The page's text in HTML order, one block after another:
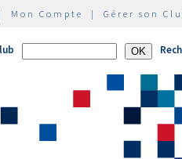
Mon Compte | Gérer son